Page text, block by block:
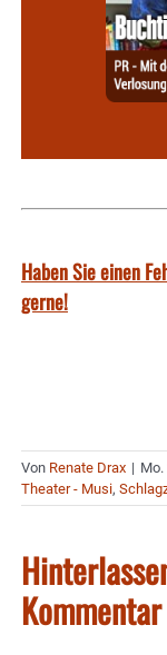
Haben Sie einen
gerne!
Von Renate Drax | Mo.
Theater - Musi,
Kommentar